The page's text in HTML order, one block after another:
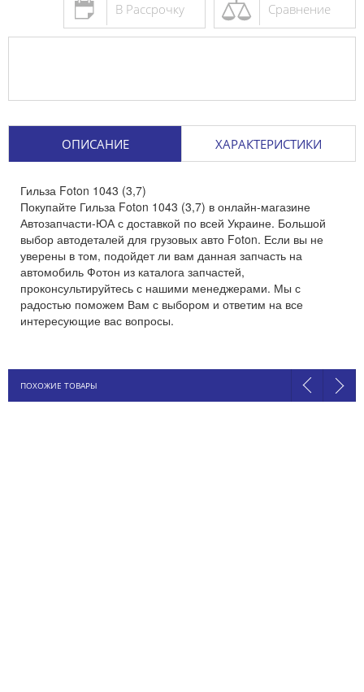
Сравнение
В Рассрочку
ОПИСАНИЕ ХАРАКТЕРИСТИКИ
Гильза Foton 1043 (3,7)
Покупайте Гильза Foton 1043 (3,7) в онлайн-магазине
Автозапчасти-ЮА с доставкой по всей Украине. Большой
выбор автодеталей для грузовых авто Foton. Если вы не
уверены в том, подойдет ли вам данная запчасть на
автомобиль Фотон из каталога запчастей,
проконсультируйтесь с нашими менеджерами. Мы с
радостью поможем Вам с выбором и ответим на все
интересующие вас вопросы.
ПОХОЖИЕ ТОВАРЫ